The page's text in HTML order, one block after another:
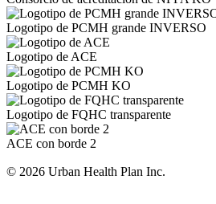
Logotipo de PCMH grande INVERSO
Logotipo de ACE
Logotipo de PCMH KO
Logotipo de FQHC transparente
ACE con borde 2
© 2026 Urban Health Plan Inc.